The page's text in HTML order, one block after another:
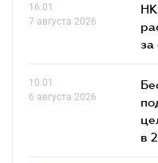
16.01
7 августа 2026
за
10.01
6 августа 2026
в